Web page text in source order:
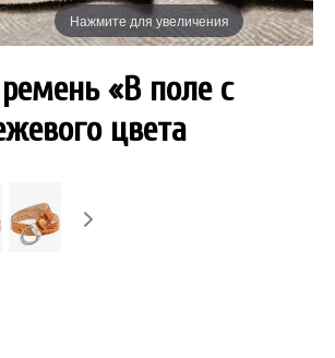
Нажмите для увеличения
«В поле с
цвета